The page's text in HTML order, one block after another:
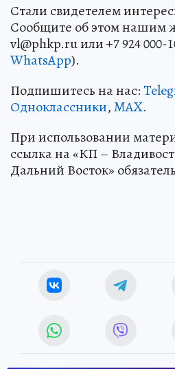
Стали свидетелем
Сообщите об этом нашим
vl@phkp.ru или +7 924 000-
WhatsApp).
Подпишитесь на нас:
Одноклассники,MAX.
При использовании
ссылка на «КП –
Дальний Восток»